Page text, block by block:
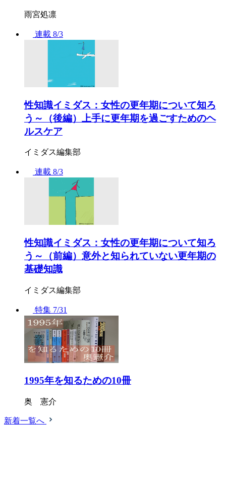
雨宮処凛
連載 8/3
性知識イミダス：女性の更年期について知ろ
う～（後編）上手に更年期を過ごすためのヘ
ルスケア
イミダス編集部
連載 8/3
性知識イミダス：女性の更年期について知ろ
う～（前編）意外と知られていない更年期の
基礎知識
イミダス編集部
特集 7/31
1995年を知るための10冊
奥 憲介
新着一覧へ